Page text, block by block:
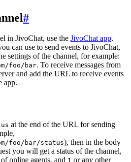
#
in JivoChat, use the JivoChat app.
can use to send events to JivoChat,
settings of the channel, for example:
foo/bar. To receive messages from
and add the URL to receive events
app.
at the end of the URL for sending
foo/bar/status), then in the body
you will get a status of the channel,
online agents, and 1 or any other